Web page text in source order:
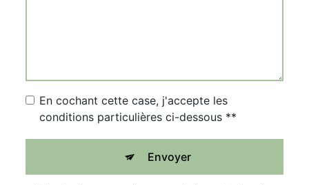
En cochant cette case, j'accepte les
conditions particulières ci-dessous **
Envoyer